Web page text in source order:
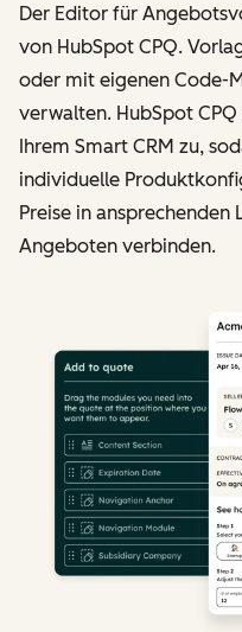
Der Editor für
von HubSpot CPQ.
oder mit eigenen Code-
verwalten. HubSpot
Ihrem Smart CRM zu,
individuelle
Preise in ansprechenden
Angeboten verbinden.